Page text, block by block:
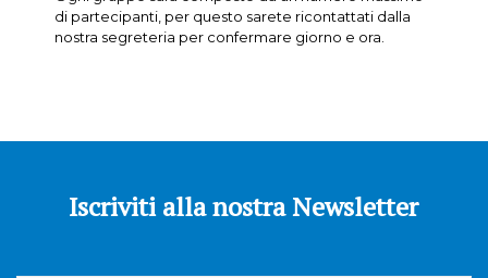
di partecipanti, per questo sarete ricontattati dalla
nostra segreteria per confermare giorno e ora.
Iscriviti alla nostra Newsletter